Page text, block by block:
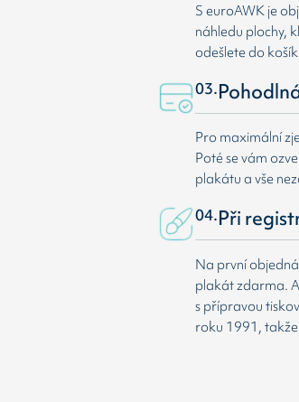
S euroAWK je
náhledu plochy,
odešlete do
03.
Pro maximální
Poté se vám
plakátu a vše
04.Při
Na první
plakát zdarma.
s přípravou
roku 1991, takže